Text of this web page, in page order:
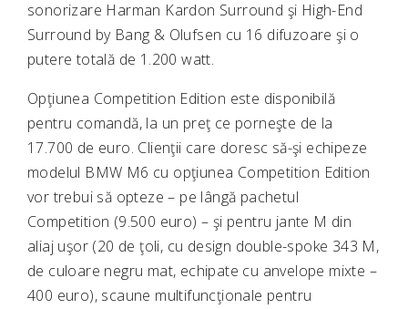
sonorizare Harman Kardon Surround şi High-End
Surround by Bang & Olufsen cu 16 difuzoare şi o
putere totală de 1.200 watt.
Opţiunea Competition Edition este disponibilă
pentru comandă, la un preţ ce porneşte de la
17.700 de euro. Clienţii care doresc să-şi echipeze
modelul BMW M6 cu opţiunea Competition Edition
vor trebui să opteze – pe lângă pachetul
Competition (9.500 euro) – şi pentru jante M din
aliaj uşor (20 de ţoli, cu design double-spoke 343 M,
de culoare negru mat, echipate cu anvelope mixte –
400 euro), scaune multifuncţionale pentru